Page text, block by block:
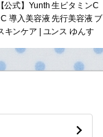
公式】Yunth 生ビタミンC
導入美容液 先行美容液 ブ
キンケア | ユンス ゆんす